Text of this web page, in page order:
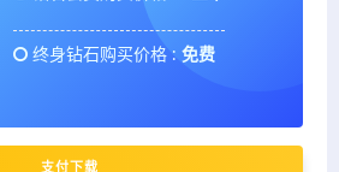
终身钻石购买价格 : 免费
支付下载